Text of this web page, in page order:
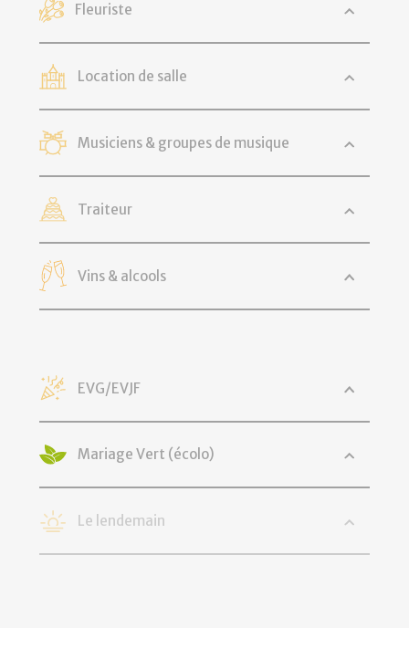
Fleuriste
Location de salle
Musiciens & groupes de musique
Traiteur
Vins & alcools
EVG/EVJF
Mariage Vert (écolo)
Le lendemain